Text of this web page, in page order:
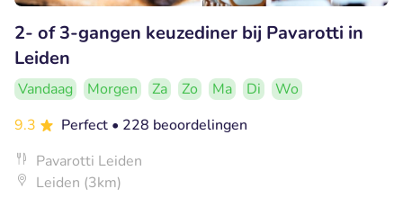
2- of 3-gangen keuzediner bij Pavarotti in
Leiden
Vandaag Morgen Za Zo Ma Di
Wo
9.3
Perfect • 228 beoordelingen
Pavarotti Leiden
Leiden (3km)